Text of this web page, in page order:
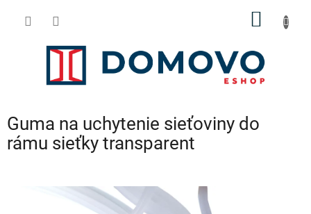
Guma na uchytenie sieťoviny do
rámu sieťky transparent